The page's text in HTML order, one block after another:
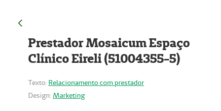
Prestador Mosaicum Espaço
Clínico Eireli (51004355-5)
Texto: Relacionamento com prestador
Design: Marketing